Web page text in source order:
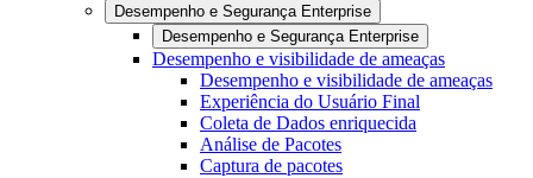
Desempenho e Segurança Enterprise
Desempenho e Segurança Enterprise
Desempenho e visibilidade de ameaças
Desempenho e visibilidade de ameaças
Experiência do Usuário Final
Coleta de Dados enriquecida
Análise de Pacotes
Captura de pacotes